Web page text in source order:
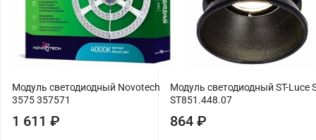
Модуль светодиодный Novotech
3575 357571
1 611 ₽
Модуль светодиодный ST-Luce
ST851.448.07
864 ₽